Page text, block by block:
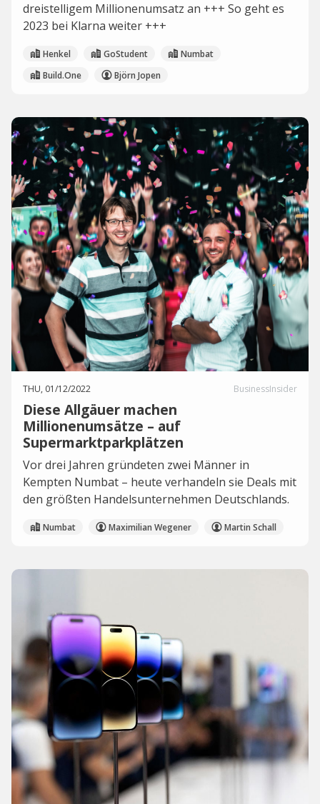
dreistelligem Millionenumsatz an +++ So geht es
2023 bei Klarna weiter +++
Henkel GoStudent
Numbat
Build.One
Björn Jopen
THU, 01/12/2022 BusinessInsider
Diese Allgäuer machen
Millionenumsätze – auf
Supermarktparkplätzen
Vor drei Jahren gründeten zwei Männer in
Kempten Numbat – heute verhandeln sie Deals mit
den größten Handelsunternehmen Deutschlands.
Numbat Maximilian Wegener Martin Schall